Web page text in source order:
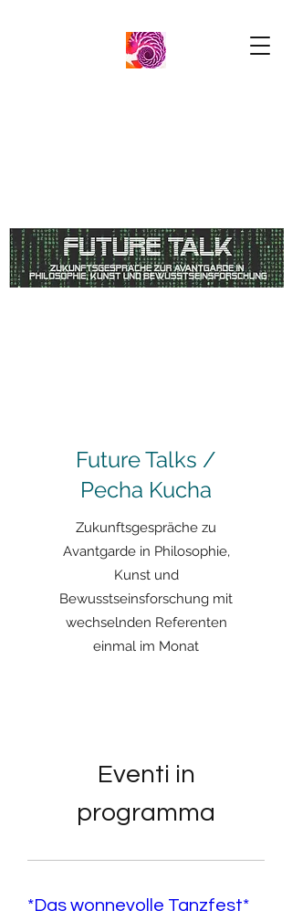
Future Talks /
Pecha Kucha
Zukunftsgespräche zu
Avantgarde in Philosophie,
Kunst und
Bewusstseinsforschung mit
wechselnden Referenten
einmal im Monat
Eventi in
programma
*Das wonnevolle Tanzfest*